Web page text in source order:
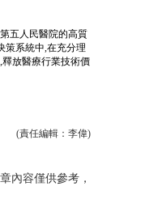
五人民醫院的高質
策系統中,在充分理
放醫療行業技術價
(責任編輯：李偉)
內容僅供參考，